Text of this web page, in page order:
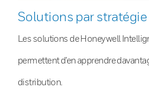
Solutions par stratégie
Les solutions de Honeywell
permettent d’en apprendre
distribution.